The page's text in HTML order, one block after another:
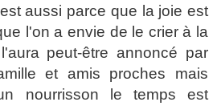
aussi parce que la joie est
l'on a envie de le crier à la
peut-être annoncé par
et amis proches mais
nourrisson le temps est